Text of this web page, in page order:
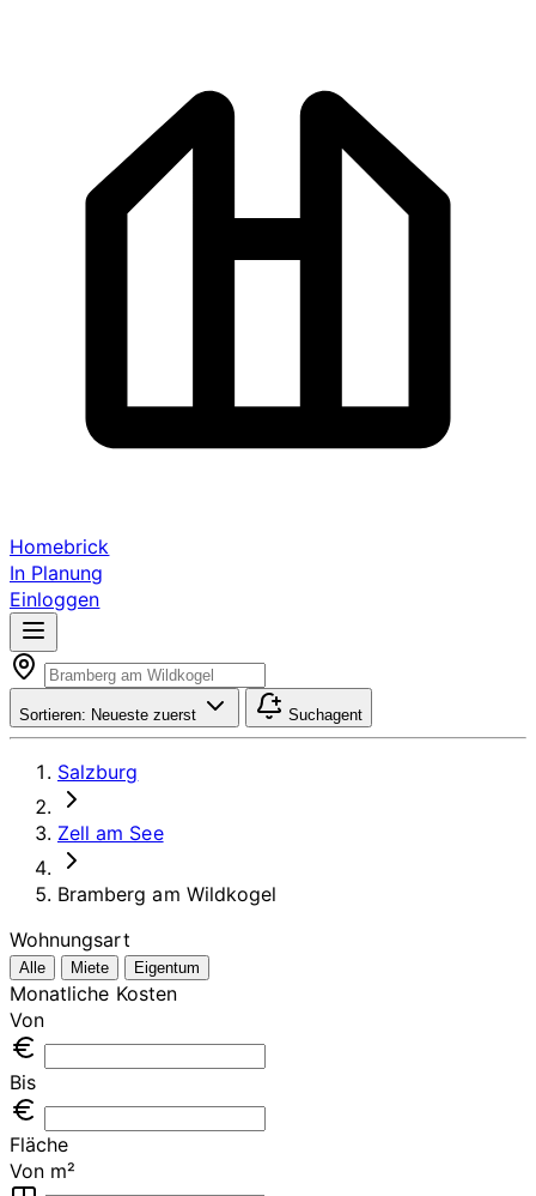
Homebrick
In Planung
Einloggen
Sortieren: Neueste zuerst Suchagent
Salzburg
Zell am See
Bramberg am Wildkogel
Wohnungsart
Alle Miete Eigentum
Monatliche Kosten
Von
Bis
Fläche
Von m²